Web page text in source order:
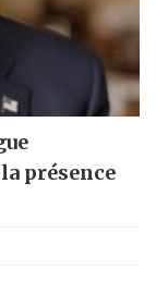
présence